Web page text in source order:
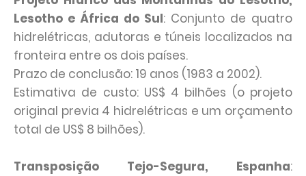
Lesotho e África do Sul: Conjunto de quatro
hidrelétricas, adutoras e túneis localizados na
fronteira entre os dois países.
Prazo de conclusão: 19 anos (1983 a 2002).
Estimativa de custo: US$ 4 bilhões (o projeto
original previa 4 hidrelétricas e um orçamento
total de US$ 8 bilhões).
Transposição Tejo-Segura, Espanha: